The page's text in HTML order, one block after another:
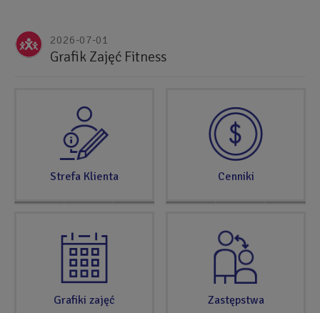
Referencja
do
2026-07-01
Grafik Zajęć Fitness
Strefa Klienta Cenniki
Grafiki zajęć Zastępstwa